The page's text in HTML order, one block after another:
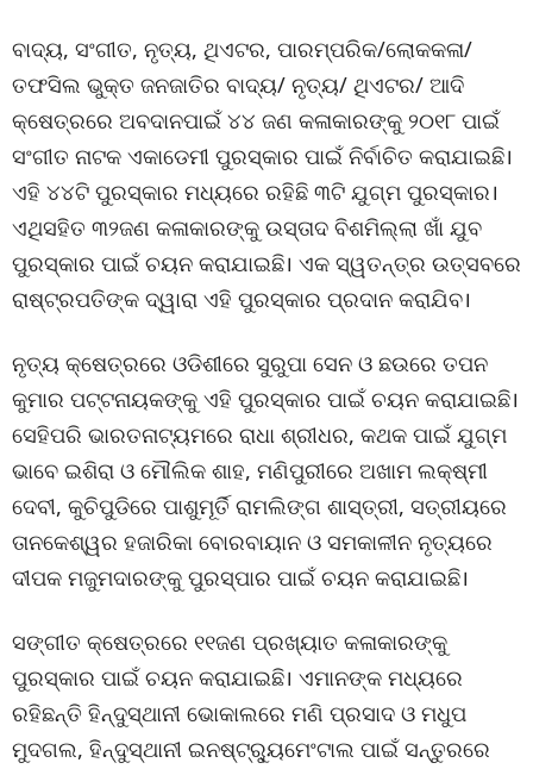
ବାଦ୍ୟ, ସଂଗୀତ, ନୃତ୍ୟ, ଥିଏଟର, ପାରମ୍ପରିକ/ଲୋକକଳା/
ତଫସିଲ ଭୁକ୍ତ ଜନଜାତିର ବାଦ୍ୟ/ ନୃତ୍ୟ/ ଥିଏଟର/ ଆଦି
କ୍ଷେତ୍ରରେ ଅବଦାନପାଇଁ ୪୪ ଜଣ କଳାକାରଙ୍କୁ ୨୦୧୮ ପାଇଁ
ସଂଗୀତ ନାଟକ ଏକାଡେମୀ ପୁରସ୍କାର ପାଇଁ ନିର୍ବାଚିତ କରାଯାଇଛି।
ଏହି ୪୪ଟି ପୁରସ୍କାର ମଧ୍ୟରେ ରହିଛି ୩ଟି ଯୁଗ୍ମ ପୁରସ୍କାର।
ଏଥିସହିତ ୩୨ଜଣ କଳାକାରଙ୍କୁ ଉସ୍ତାଦ ବିଶମିଲ୍ଲା ଖାଁ ଯୁବ
ପୁରସ୍କାର ପାଇଁ ଚୟନ କରାଯାଇଛି। ଏକ ସ୍ୱତନ୍ତ୍ର ଉତ୍ସବରେ
ରାଷ୍ଟ୍ରପତିଙ୍କ ଦ୍ୱାରା ଏହି ପୁରସ୍କାର ପ୍ରଦାନ କରାଯିବ।
ନୃତ୍ୟ କ୍ଷେତ୍ରରେ ଓଡିଶୀରେ ସୁରୁପା ସେନ ଓ ଛଉରେ ତପନ
କୁମାର ପଟ୍ଟନାୟକଙ୍କୁ ଏହି ପୁରସ୍କାର ପାଇଁ ଚୟନ କରାଯାଇଛି।
ସେହିପରି ଭାରତନାଟ୍ୟମରେ ରାଧା ଶ୍ରୀଧର, କଥକ ପାଇଁ ଯୁଗ୍ମ
ଭାବେ ଇଶିରା ଓ ମୌଲିକ ଶାହ, ମଣିପୁରୀରେ ଅଖାମ ଲକ୍ଷ୍ମୀ
ଦେବୀ, କୁଚିପୁଡିରେ ପାଶୁମୂର୍ତି ରାମଲିଙ୍ଗ ଶାସ୍ତ୍ରୀ, ସତ୍ରୀୟରେ
ତାନକେଶ୍ୱର ହଜାରିକା ବୋରବାୟାନ ଓ ସମକାଳୀନ ନୃତ୍ୟରେ
ଦୀପକ ମଜୁମଦାରଙ୍କୁ ପୁରସ୍ପାର ପାଇଁ ଚୟନ କରାଯାଇଛି।
ସଙ୍ଗୀତ କ୍ଷେତ୍ରରେ ୧୧ଜଣ ପ୍ରଖ୍ୟାତ କଳାକାରଙ୍କୁ
ପୁରସ୍କାର ପାଇଁ ଚୟନ କରାଯାଇଛି। ଏମାନଙ୍କ ମଧ୍ୟରେ
ରହିଛନ୍ତି ହିନ୍ଦୁସ୍ଥାନୀ ଭୋକାଲରେ ମଣି ପ୍ରସାଦ ଓ ମଧୁପ
ମୁଦଗଲ, ହିନ୍ଦୁସ୍ଥାନୀ ଇନଷ୍ଟ୍ର‌୍ୟୁମେଂଟାଲ ପାଇଁ ସନ୍ତୁରରେ